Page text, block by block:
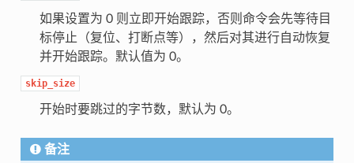
如果设置为 0 则立即开始跟踪，否则命令会先等待目
标停止（复位、打断点等），然后对其进行自动恢复
并开始跟踪。默认值为 0。
skip_size
开始时要跳过的字节数，默认为 0。
备注